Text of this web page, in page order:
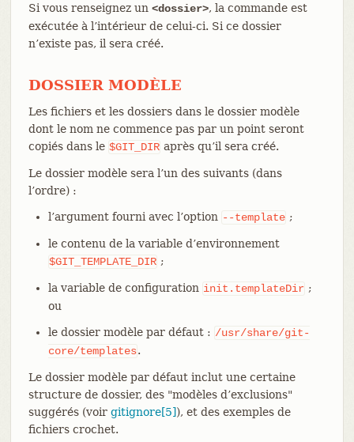
Si vous renseignez un <dossier>, la commande est
exécutée à l’intérieur de celui-ci. Si ce dossier
n’existe pas, il sera créé.
DOSSIER MODÈLE
Les fichiers et les dossiers dans le dossier modèle
dont le nom ne commence pas par un point seront
copiés dans le $GIT_DIR après qu’il sera créé.
Le dossier modèle sera l’un des suivants (dans
l’ordre) :
l’argument fourni avec l’option --template ;
le contenu de la variable d’environnement
$GIT_TEMPLATE_DIR ;
la variable de configuration init.templateDir ;
ou
le dossier modèle par défaut : /usr/share/git-
core/templates.
Le dossier modèle par défaut inclut une certaine
structure de dossier, des "modèles d’exclusions"
suggérés (voir gitignore[5]), et des exemples de
fichiers crochet.